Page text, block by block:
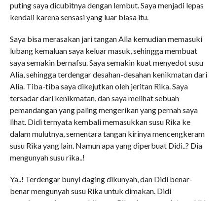
puting saya dicubitnya dengan lembut. Saya menjadi lepas
kendali karena sensasi yang luar biasa itu.
Saya bisa merasakan jari tangan Alia kemudian memasuki
lubang kemaluan saya keluar masuk, sehingga membuat
saya semakin bernafsu. Saya semakin kuat menyedot susu
Alia, sehingga terdengar desahan-desahan kenikmatan dari
Alia. Tiba-tiba saya dikejutkan oleh jeritan Rika. Saya
tersadar dari kenikmatan, dan saya melihat sebuah
pemandangan yang paling mengerikan yang pernah saya
lihat. Didi ternyata kembali memasukkan susu Rika ke
dalam mulutnya, sementara tangan kirinya mencengkeram
susu Rika yang lain. Namun apa yang diperbuat Didi..? Dia
mengunyah susu rika..!
Ya..! Terdengar bunyi daging dikunyah, dan Didi benar-
benar mengunyah susu Rika untuk dimakan. Didi